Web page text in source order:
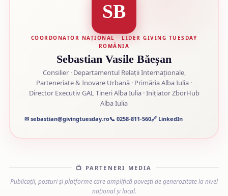
SB
COORDONATOR NAȚIONAL · LIDER GIVING TUESDAY
ROMÂNIA
Sebastian Vasile Băeșan
Consilier · Departamentul Relații Internaționale,
Parteneriate & Inovare Urbană · Primăria Alba Iulia ·
Director Executiv GAL Tineri Alba Iulia · Inițiator ZborHub
Alba Iulia
✉ sebastian@givingtuesday.ro📞 0258-811-560🔗 LinkedIn
📺 PARTENERI MEDIA
Publicații, posturi și platforme care amplifică povești de generozitate la nivel
național și local.